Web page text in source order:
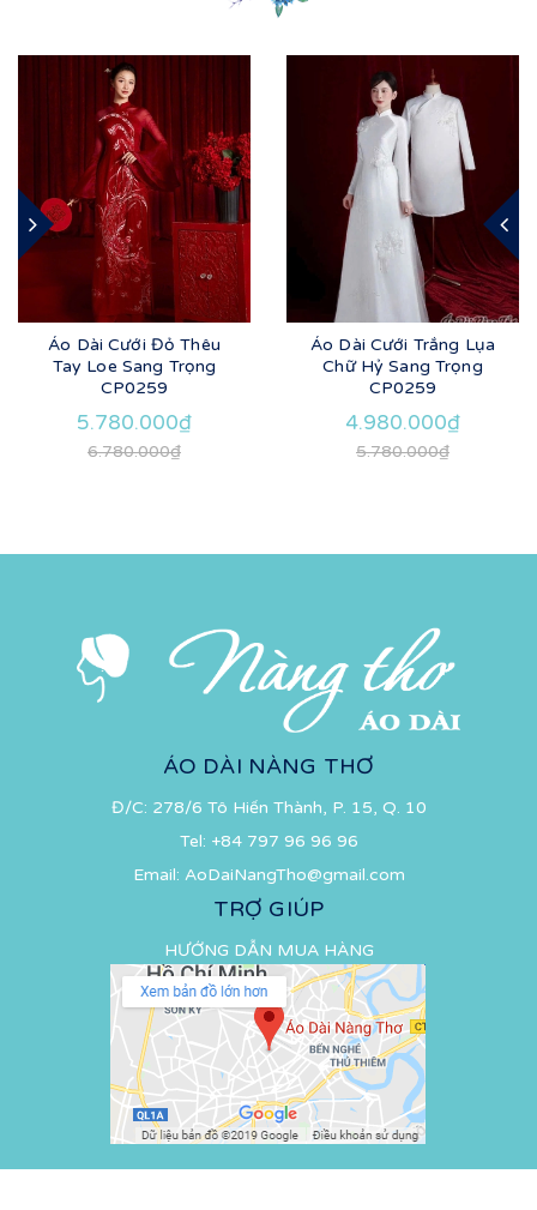
Áo Dài Cưới Đỏ Thêu
Tay Loe Sang Trọng
CP0259
5.780.000₫
6.780.000₫
Áo Dài Cưới Trắng Lụa
Chữ Hỷ Sang Trọng
CP0259
4.980.000₫
5.780.000₫
ÁO DÀI NÀNG THƠ
Đ/C: 278/6 Tô Hiến Thành, P. 15, Q. 10
Tel: +84 797 96 96 96
Email: AoDaiNangTho@gmail.com
TRỢ GIÚP
HƯỚNG DẪN MUA HÀNG